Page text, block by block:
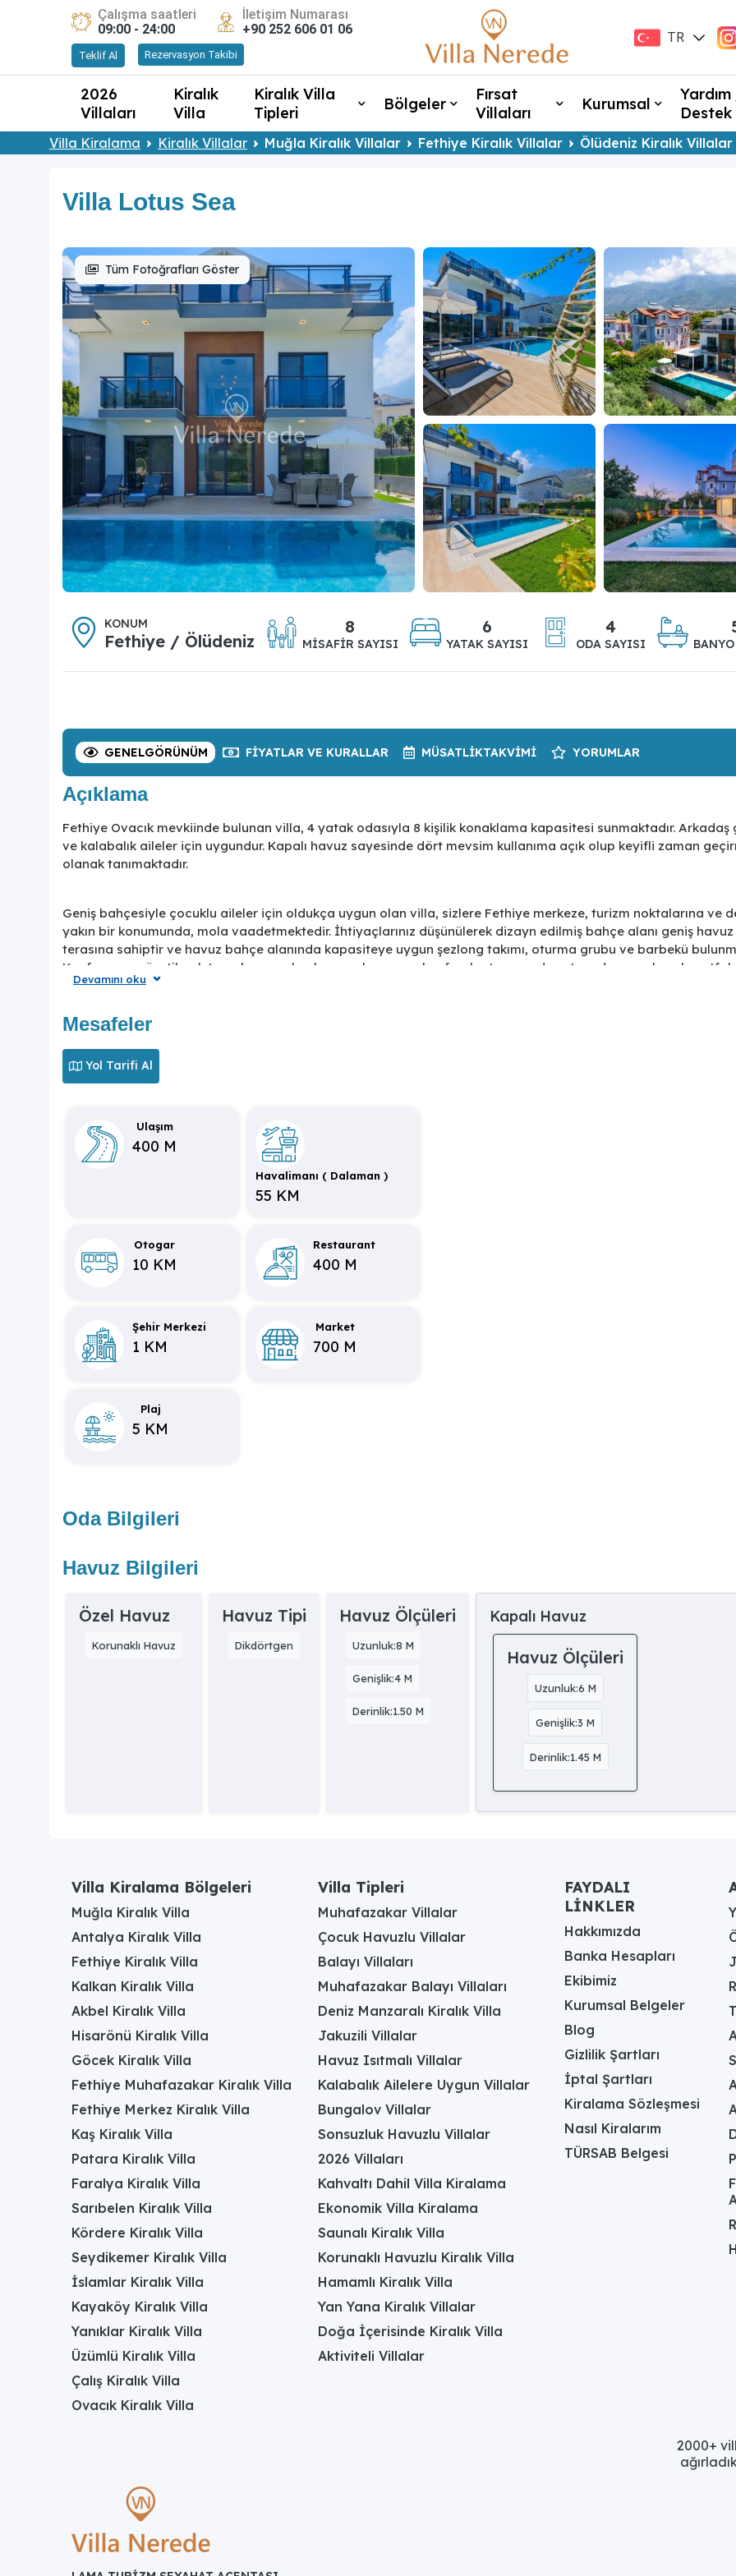
Çalışma saatleri
09:00 - 24:00
İletişim Numarası
+90 252 606 01 06
Teklif Al Rezervasyon Takibi
TR
EN
2026
Villaları
Kiralık
Villa
Kiralık Villa
Tipleri
Bölgeler
Fırsat
Villaları
Kurumsal
Destek
Villa Kiralama Kiralık Villalar Muğla Kiralık Villalar Fethiye Kiralık Villalar Ölüdeniz Kiralık Villalar
Villa Lotus Sea
Tüm Fotoğrafları Göster
KONUM
Fethiye / Ölüdeniz
8
MISAFIR SAYISI
6
YATAK SAYISI
4
ODA SAYISI
GENELGÖRÜNÜM FIYATLAR VE KURALLAR MÜSATLIKTAKVIMI YORUMLAR
Açıklama
Fethiye Ovacık mevkiinde bulunan villa, 4 yatak odasıyla 8 kişilik konaklama kapasitesi sunmaktadır. Arkadaş
ve kalabalık aileler için uygundur. Kapalı havuz sayesinde dört mevsim kullanıma açık olup keyifli zaman
olanak tanımaktadır.
Geniş bahçesiyle çocuklu aileler için oldukça uygun olan villa, sizlere Fethiye merkeze, turizm noktalarına ve
yakın bir konumunda, mola vaadetmektedir. İhtiyaçlarınız düşünülerek dizayn edilmiş bahçe alanı geniş havuz
terasına sahiptir ve havuz bahçe alanında kapasiteye uygun şezlong takımı, oturma grubu ve barbekü
Konforunuz gözetilerek tasarlanmış olan havuz alanına açılan ferah oturma odası, tam donanımlı açık
yatak odasında çift kişilik yatak ve jakuzi;ikinci yatak odasında çift kişilik yatak;üçünücü ve dördüncü yatak
Plaja kısa bir sürüş mesafesinde ve merkezi konumda bulunan villa, tüm detaylar düşünülerek hazırlanmış,
eksikliğini hissetmeyeceğiniz, doğada güvenle yakınlarınızla vakit geçirebileceğiniz ve evinizde hissettirecek
için, siz değerli misafirlerini ağırlamayı beklemektedir.
NOT: Havuz ısıtması için günlük ekstra 1.5
Devamını oku
Mesafeler
Yol Tarifi Al
Ulaşım
400 M
Havalimanı ( Dalaman )
55 KM
Otogar
10 KM
Restaurant
400 M
Şehir Merkezi
1 KM
Market
700 M
Plaj
5 KM
Oda Bilgileri
Havuz Bilgileri
Özel Havuz
Korunaklı Havuz
Havuz Tipi
Dikdörtgen
Havuz Ölçüleri
Uzunluk:8 M
Genişlik:4 M
Derinlik:1.50 M
Kapalı Havuz
Havuz Ölçüleri
Uzunluk:6 M
Genişlik:3 M
Derinlik:1.45 M
Villa Kiralama Bölgeleri
Muğla Kiralık Villa
Antalya Kiralık Villa
Fethiye Kiralık Villa
Kalkan Kiralık Villa
Akbel Kiralık Villa
Hisarönü Kiralık Villa
Göcek Kiralık Villa
Fethiye Muhafazakar Kiralık Villa
Fethiye Merkez Kiralık Villa
Kaş Kiralık Villa
Patara Kiralık Villa
Faralya Kiralık Villa
Sarıbelen Kiralık Villa
Kördere Kiralık Villa
Seydikemer Kiralık Villa
İslamlar Kiralık Villa
Kayaköy Kiralık Villa
Yanıklar Kiralık Villa
Üzümlü Kiralık Villa
Çalış Kiralık Villa
Ovacık Kiralık Villa
Villa Tipleri
Muhafazakar Villalar
Çocuk Havuzlu Villalar
Balayı Villaları
Muhafazakar Balayı Villaları
Deniz Manzaralı Kiralık Villa
Jakuzili Villalar
Havuz Isıtmalı Villalar
Kalabalık Ailelere Uygun Villalar
Bungalov Villalar
Sonsuzluk Havuzlu Villalar
2026 Villaları
Kahvaltı Dahil Villa Kiralama
Ekonomik Villa Kiralama
Saunalı Kiralık Villa
Korunaklı Havuzlu Kiralık Villa
Hamamlı Kiralık Villa
Yan Yana Kiralık Villalar
Doğa İçerisinde Kiralık Villa
Aktiviteli Villalar
FAYDALI
LİNKLER
Hakkımızda
Banka Hesapları
Ekibimiz
Kurumsal Belgeler
Blog
Gizlilik Şartları
İptal Şartları
Kiralama Sözleşmesi
Nasıl Kiralarım
TÜRSAB Belgesi
2000+